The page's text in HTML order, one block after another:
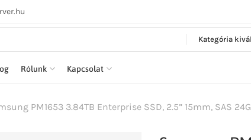
Rólunk Kapcsolat
PM1653 3.84TB Enterprise SSD, 2.5” 15mm, SAS